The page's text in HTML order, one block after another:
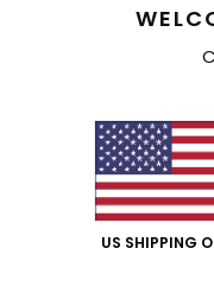
US SHIPPING